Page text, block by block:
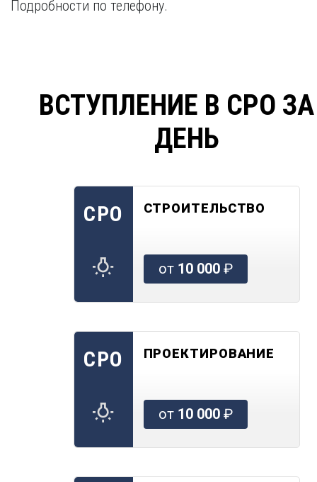
Подробности по телефону.
ВСТУПЛЕНИЕ В СРО
ДЕНЬ
СРО СТРОИТЕЛЬСТВО
от 10 000₽
СРО ПРОЕКТИРОВАНИЕ
от 10 000₽